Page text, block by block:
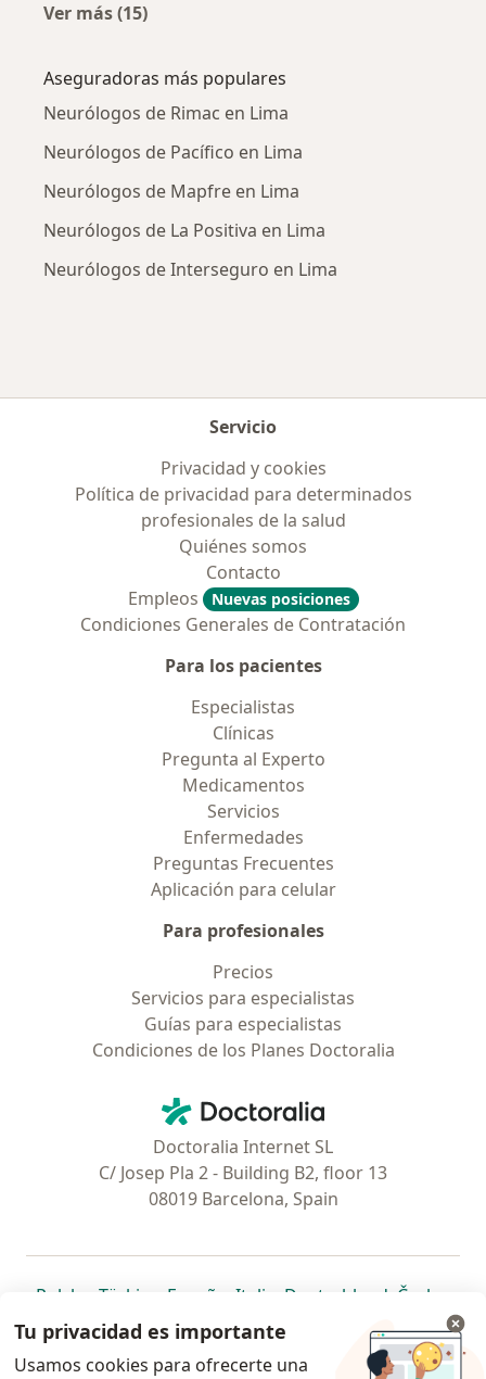
Ver más (15)
Aseguradoras más populares
Neurólogos de Rimac en Lima
Neurólogos de Pacífico en Lima
Neurólogos de Mapfre en Lima
Neurólogos de La Positiva en Lima
Neurólogos de Interseguro en Lima
Servicio
Privacidad y cookies
Política de privacidad para determinados
profesionales de la salud
Quiénes somos
Contacto
Empleos
Nuevas posiciones
Condiciones Generales de Contratación
Para los pacientes
Especialistas
Clínicas
Pregunta al Experto
Medicamentos
Servicios
Enfermedades
Preguntas Frecuentes
Aplicación para celular
Para profesionales
Precios
Servicios para especialistas
Guías para especialistas
Condiciones de los Planes Doctoralia
Doctoralia - Página de inicio
Doctoralia Internet SL
C/ Josep Pla 2 - Building B2, floor 13
08019 Barcelona, Spain
Polska se abre en una nueva pestaña
Türkiye se abre en una nueva pestaña
España se abre en una nueva pestaña
Italia se abre en una nueva
Deutschlandse abre en
Česko
Portugal
se abre en una nueva pestaña
México se abre en una nueva pestaña
Chile se abre en una nueva pestaña
Brasil se abre en una nueva
se abre en
se
se abre en una nueva
Tu privacidad es importante
Usamos cookies para ofrecerte una